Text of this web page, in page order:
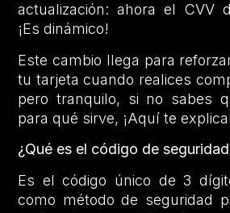
actualización: ahora el CVV
¡Es dinámico!
Este cambio llega para
tu tarjeta cuando realices
pero tranquilo, si no sabes
para qué sirve, ¡Aquí te
¿Qué es el código de
Es el código único de 3
como método de seguridad